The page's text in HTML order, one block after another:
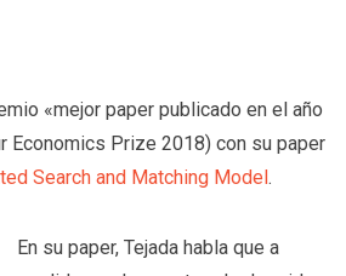
«mejor paper publicado en el año
Economics Prize 2018) con su paper
Search and Matching Model.
En su paper, Tejada habla que a